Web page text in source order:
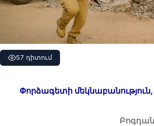
57 դիտում
Փորձագետի մեկնաբանություն,
Բոգդան